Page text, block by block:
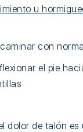
u
con
el pie
dolor de talón es